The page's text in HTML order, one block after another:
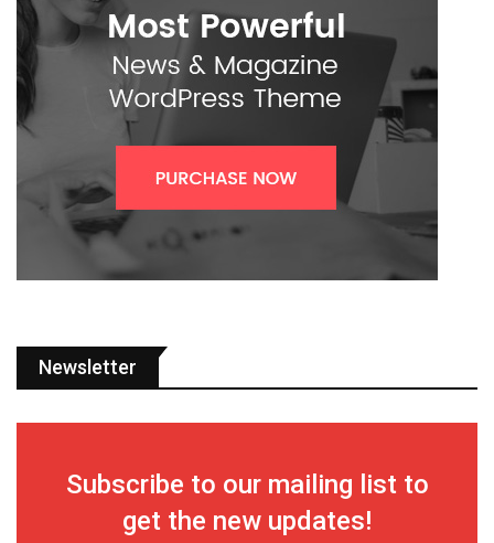
Newsletter
Subscribe to our mailing list to
get the new updates!